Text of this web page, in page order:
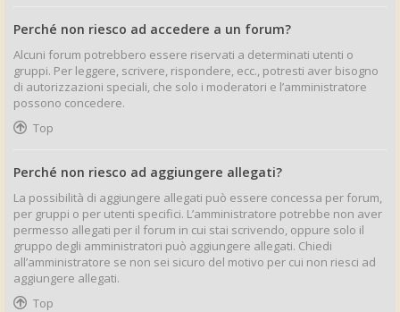
Perché non riesco ad accedere a un forum?
Alcuni forum potrebbero essere riservati a determinati utenti o
gruppi. Per leggere, scrivere, rispondere, ecc., potresti aver bisogno
di autorizzazioni speciali, che solo i moderatori e l’amministratore
possono concedere.
Top
Perché non riesco ad aggiungere allegati?
La possibilità di aggiungere allegati può essere concessa per forum,
per gruppi o per utenti specifici. L’amministratore potrebbe non aver
permesso allegati per il forum in cui stai scrivendo, oppure solo il
gruppo degli amministratori può aggiungere allegati. Chiedi
all’amministratore se non sei sicuro del motivo per cui non riesci ad
aggiungere allegati.
Top